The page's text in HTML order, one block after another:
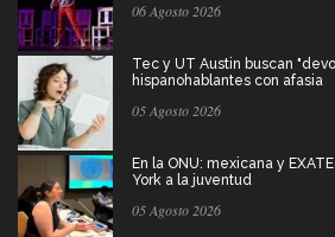
06 Agosto 2026
Tec y UT Austin buscan
hispanohablantes con afasia
05 Agosto 2026
En la ONU: mexicana y
York a la juventud
05 Agosto 2026